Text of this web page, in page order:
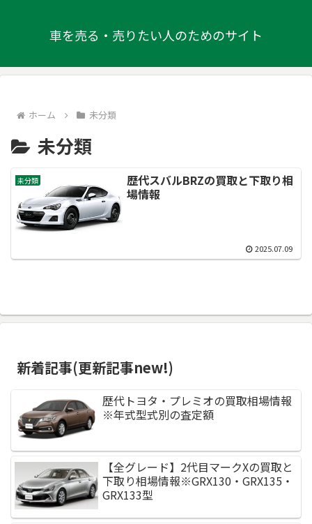
車を売る・売りたい人のためのサイト
ホーム 未分類
未分類
未分類
歴代スバルBRZの買取と下取り相
場情報
2025.07.09
新着記事(更新記事new!)
歴代トヨタ・プレミオの買取相場情報
※年式型式別の査定額
【全グレード】2代目マークXの買取と
下取り相場情報※GRX130・GRX135・
GRX133型